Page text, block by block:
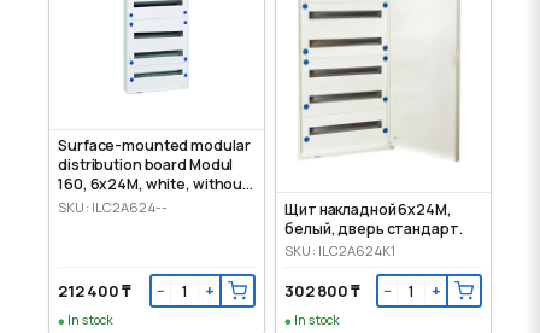
Surface-mounted modular
distribution board Modul
160, 6x24M, white, without
door
SKU: ILC2A624--
212 400 ₸ − +
In stock
Щит накладной 6x24M,
белый, дверь стандарт.
SKU: ILC2A624K1
302 800 ₸ − +
In stock